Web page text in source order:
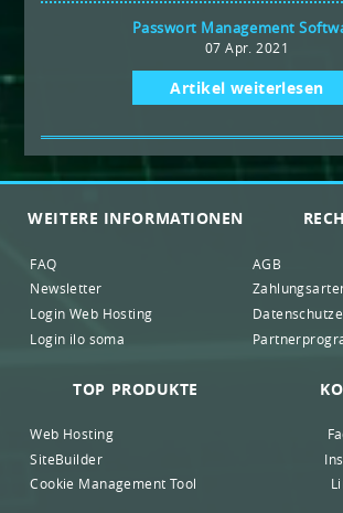
Passwort Management
07 Apr. 2021
Artikel weiterlesen
WEITERE INFORMATIONEN
FAQ
Newsletter
Login Web Hosting
Login ilo soma
AGB
TOP PRODUKTE
Web Hosting
SiteBuilder
Cookie Management Tool